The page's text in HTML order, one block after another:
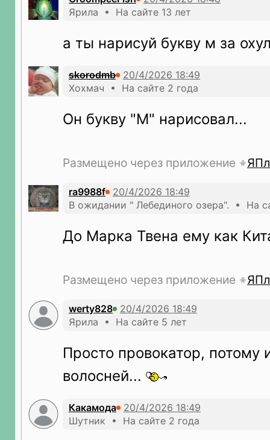
Ярила • На сайте 13 лет
а ты нарисуй букву м за
skorodmb
Хохмач • На сайте 2 года
Он букву "М" нарисовал...
Размещено через приложение
ra9988f
В ожидании " Лебединого озера". • На
До Марка Твена ему как
Размещено через приложение
werty828
Ярила • На сайте 5 лет
Просто провокатор, потому
волосней...
Какамода
Шутник • На сайте 2 года